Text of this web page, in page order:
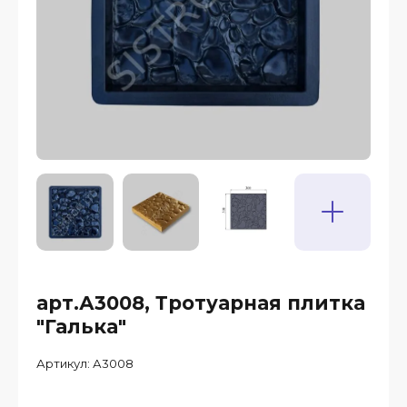
арт.А3008, Тротуарная плитка
"Галька"
Артикул: А3008